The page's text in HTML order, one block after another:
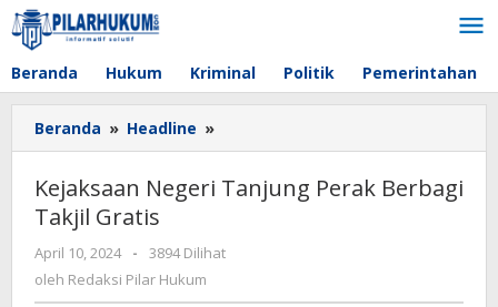
Lewati
ke
konten
Beranda Hukum Kriminal Politik Pemerintahan
Beranda » Headline »
Negeri
Perak
Takjil
Kejaksaan Negeri Tanjung Perak Berbagi
Takjil Gratis
April 10, 2024
oleh
Redaksi
-
3894 Dilihat
oleh Redaksi Pilar Hukum